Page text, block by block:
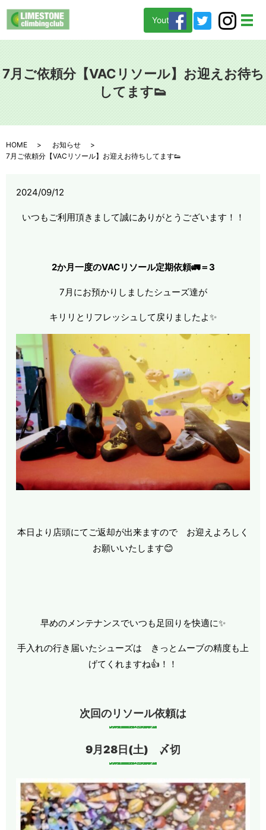
メ
Youtube
7月ご依頼分【VACリソール】お迎えお待ち
してます👟
HOME
お知らせ
7月ご依頼分【VACリソール】お迎えお待ちしてます👟
2024/09/12
いつもご利用頂きまして誠にありがとうございます！！
2か月一度のVACリソール定期依頼🚛＝3
7月にお預かりしましたシューズ達が
キリリとリフレッシュして戻りましたよ✨
本日より店頭にてご返却が出来ますので お迎えよろしく
お願いいたします😊
早めのメンテナンスでいつも足回りを快適に✨
手入れの行き届いたシューズは きっとムーブの精度も上
げてくれますね👍！！
次回のリソール依頼は
9月28日(土) 〆切